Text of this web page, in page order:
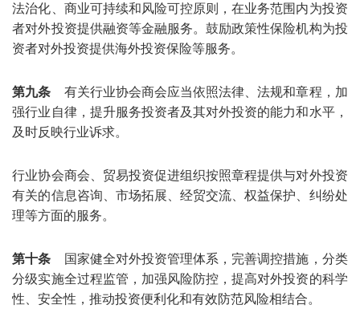
法治化、商业可持续和风险可控原则，在业务范围内为投资
者对外投资提供融资等金融服务。鼓励政策性保险机构为投
资者对外投资提供海外投资保险等服务。
第九条 有关行业协会商会应当依照法律、法规和章程，加
强行业自律，提升服务投资者及其对外投资的能力和水平，
及时反映行业诉求。
行业协会商会、贸易投资促进组织按照章程提供与对外投资
有关的信息咨询、市场拓展、经贸交流、权益保护、纠纷处
理等方面的服务。
第十条 国家健全对外投资管理体系，完善调控措施，分类
分级实施全过程监管，加强风险防控，提高对外投资的科学
性、安全性，推动投资便利化和有效防范风险相结合。